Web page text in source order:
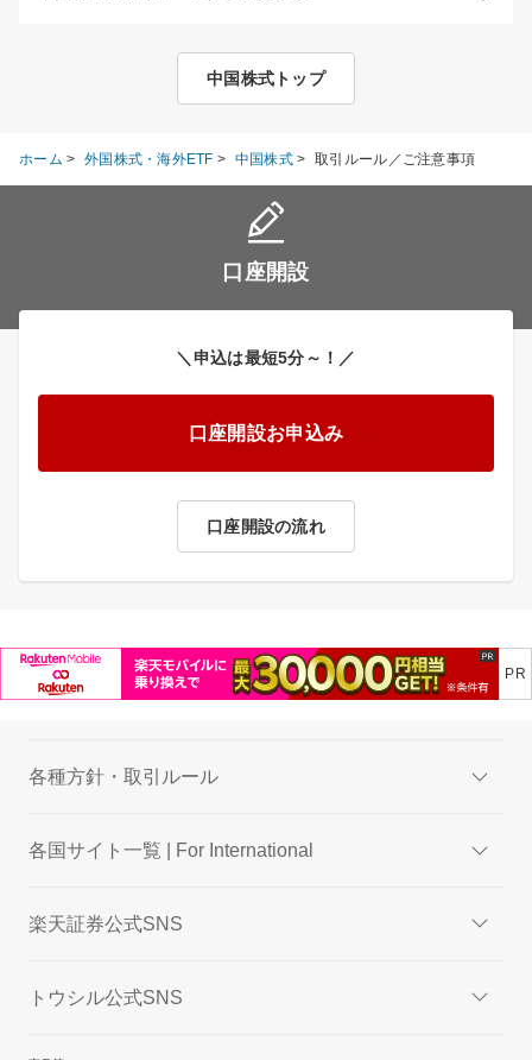
中国株式トップ
ホーム > 外国株式・海外ETF > 中国株式 > 取引ルール／ご注意事項
口座開設
＼申込は最短5分～！／
口座開設お申込み
口座開設の流れ
各種方針・取引ルール
各国サイト一覧 | For International
楽天証券公式SNS
トウシル公式SNS